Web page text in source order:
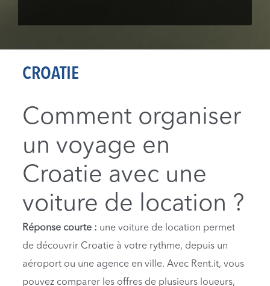
CROATIE
Comment organiser
un voyage en
Croatie avec une
voiture de location ?
Réponse courte : une voiture de location permet
de découvrir Croatie à votre rythme, depuis un
aéroport ou une agence en ville. Avec Rent.it, vous
pouvez comparer les offres de plusieurs loueurs,